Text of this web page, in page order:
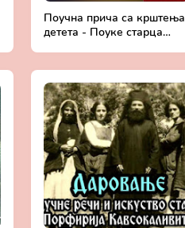
Поучна прича са крштења
детета - Поуке старца